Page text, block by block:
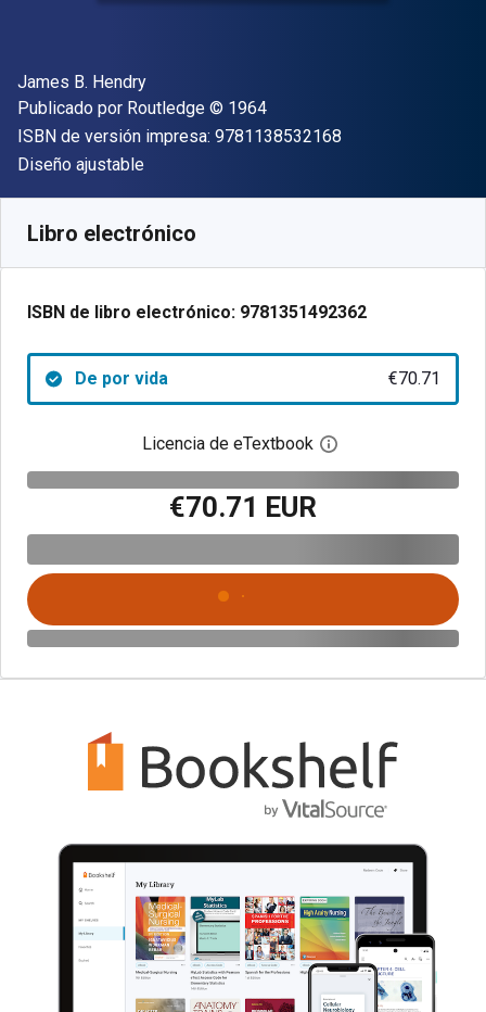
Autor(es)
James B. Hendry
Editorial
Publicado por Routledge Copyright
© 1964
ISBN de versión impresa: 9781138532168
Formato
Diseño ajustable
Libro electrónico
ISBN de libro electrónico: 9781351492362
De por vida €70.71
Licencia de eTextbook Abre el cuadro de
€70.71 EUR